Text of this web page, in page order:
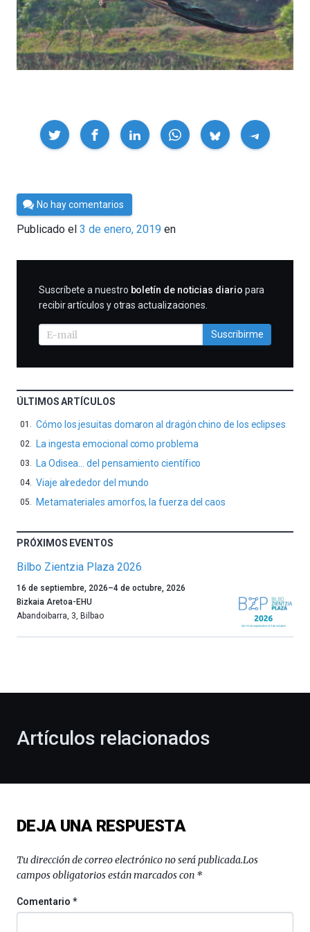
Compartir
Por
César
Tomé
No hay comentarios
Publicado el 3 de enero, 2019 en
SUSCRIBIRME
Suscríbete a nuestro boletín de noticias diario para
recibir artículos y otras actualizaciones.
Suscribirme
ÚLTIMOS ARTÍCULOS
Cómo los jesuitas domaron al dragón chino de los eclipses
La ingesta emocional como problema
La Odisea… del pensamiento científico
Viaje alrededor del mundo
Metamateriales amorfos, la fuerza del caos
PRÓXIMOS EVENTOS
Bilbo Zientzia Plaza 2026
Un
año
más,
celebración
novena
Bilbo
(BZP),
un
que
16 de septiembre, 2026–4 de octubre, 2026
Bizkaia Aretoa-EHU
Abandoibarra, 3, Bilbao
Artículos relacionados
DEJA UNA RESPUESTA
Tu dirección de correo electrónico no será publicada.Los
campos obligatorios están marcados con *
Comentario*